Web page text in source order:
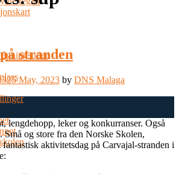
stranden
25 May, 2023 by DNS Malaga
lengdehopp, leker og konkurranser. Også
og store fra den Norske Skolen,
aktivitetsdag på Carvajal-stranden i